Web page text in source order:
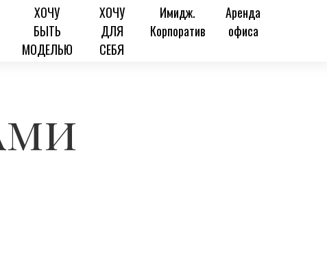
ХОЧУ
БЫТЬ
МОДЕЛЬЮ
ХОЧУ
ДЛЯ
СЕБЯ
Имидж.
Корпоратив
Аренда
офиса